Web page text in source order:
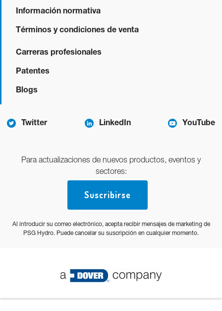
Información normativa
Términos y condiciones de venta
Carreras profesionales
Patentes
Blogs
Twitter LinkedIn YouTube
Para actualizaciones de nuevos productos, eventos y
sectores:
Suscribirse
Al introducir su correo electrónico, acepta recibir mensajes de marketing de
PSG Hydro. Puede cancelar su suscripción en cualquier momento.